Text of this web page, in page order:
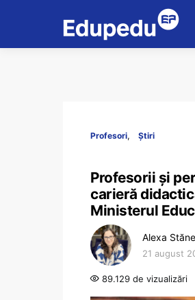
Profesori Știri
Profesorii și
carieră
Ministerul
Alexa
21 august
89.129 de vizualizări